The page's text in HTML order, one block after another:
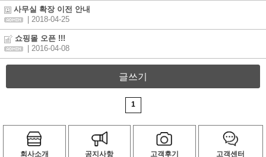
사무실 확장 이전 안내
| 2018-04-25
쇼핑몰 오픈 !!!
| 2016-04-08
글쓰기
1
회사소개 공지사항 고객후기 고객센터